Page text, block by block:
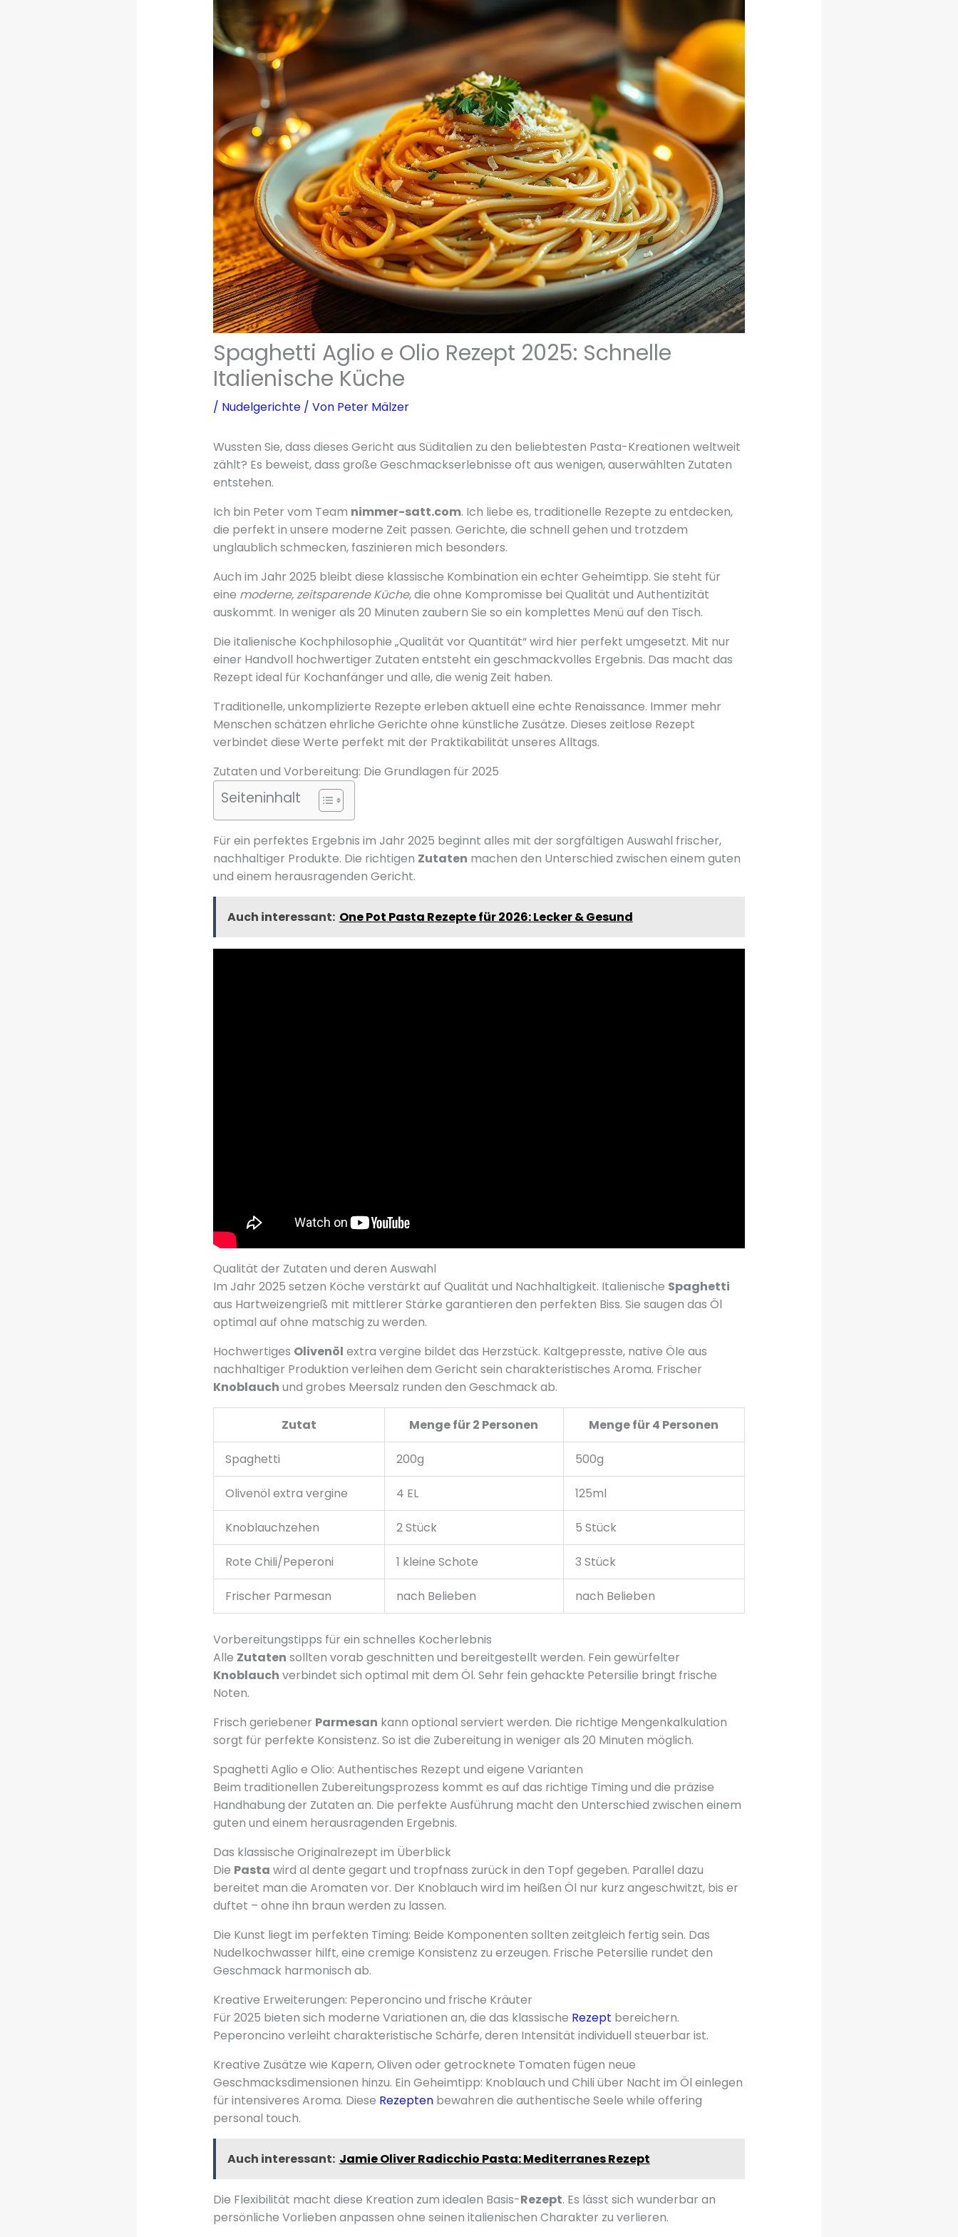
Spaghetti Aglio e Olio Rezept 2025: Schnelle
Italienische Küche
/ Nudelgerichte/ Von Peter Mälzer
Wussten Sie, dass dieses Gericht aus Süditalien zu den beliebtesten Pasta-Kreationen weltweit
zählt? Es beweist, dass große Geschmackserlebnisse oft aus wenigen, auserwählten Zutaten
entstehen.
Ich bin Peter vom Team nimmer-satt.com. Ich liebe es, traditionelle Rezepte zu entdecken,
die perfekt in unsere moderne Zeit passen. Gerichte, die schnell gehen und trotzdem
unglaublich schmecken, faszinieren mich besonders.
Auch im Jahr 2025 bleibt diese klassische Kombination ein echter Geheimtipp. Sie steht für
eine moderne, zeitsparende Küche, die ohne Kompromisse bei Qualität und Authentizität
auskommt. In weniger als 20 Minuten zaubern Sie so ein komplettes Menü auf den Tisch.
Die italienische Kochphilosophie „Qualität vor Quantität“ wird hier perfekt umgesetzt. Mit nur
einer Handvoll hochwertiger Zutaten entsteht ein geschmackvolles Ergebnis. Das macht das
Rezept ideal für Kochanfänger und alle, die wenig Zeit haben.
Traditionelle, unkomplizierte Rezepte erleben aktuell eine echte Renaissance. Immer mehr
Menschen schätzen ehrliche Gerichte ohne künstliche Zusätze. Dieses zeitlose Rezept
verbindet diese Werte perfekt mit der Praktikabilität unseres Alltags.
Zutaten und Vorbereitung: Die Grundlagen für 2025
Seiteninhalt
Für ein perfektes Ergebnis im Jahr 2025 beginnt alles mit der sorgfältigen Auswahl frischer,
nachhaltiger Produkte. Die richtigen Zutaten machen den Unterschied zwischen einem guten
und einem herausragenden Gericht.
Auch interessant: One Pot Pasta Rezepte für 2026: Lecker & Gesund
Qualität der Zutaten und deren Auswahl
Im Jahr 2025 setzen Köche verstärkt auf Qualität und Nachhaltigkeit. Italienische Spaghetti
aus Hartweizengrieß mit mittlerer Stärke garantieren den perfekten Biss. Sie saugen das Öl
optimal auf ohne matschig zu werden.
Hochwertiges Olivenöl extra vergine bildet das Herzstück. Kaltgepresste, native Öle aus
nachhaltiger Produktion verleihen dem Gericht sein charakteristisches Aroma. Frischer
Knoblauch und grobes Meersalz runden den Geschmack ab.
Zutat Menge für 2 Personen Menge für 4 Personen
Spaghetti 200g 500g
Olivenöl extra vergine 4 EL 125ml
Knoblauchzehen 2 Stück 5 Stück
Rote Chili/Peperoni 1 kleine Schote 3 Stück
Frischer Parmesan nach Belieben nach Belieben
Vorbereitungstipps für ein schnelles Kocherlebnis
Alle Zutaten sollten vorab geschnitten und bereitgestellt werden. Fein gewürfelter
Knoblauch verbindet sich optimal mit dem Öl. Sehr fein gehackte Petersilie bringt frische
Noten.
Frisch geriebener Parmesan kann optional serviert werden. Die richtige Mengenkalkulation
sorgt für perfekte Konsistenz. So ist die Zubereitung in weniger als 20 Minuten möglich.
Spaghetti Aglio e Olio: Authentisches Rezept und eigene Varianten
Beim traditionellen Zubereitungsprozess kommt es auf das richtige Timing und die präzise
Handhabung der Zutaten an. Die perfekte Ausführung macht den Unterschied zwischen einem
guten und einem herausragenden Ergebnis.
Das klassische Originalrezept im Überblick
Die Pasta wird al dente gegart und tropfnass zurück in den Topf gegeben. Parallel dazu
bereitet man die Aromaten vor. Der Knoblauch wird im heißen Öl nur kurz angeschwitzt, bis er
duftet – ohne ihn braun werden zu lassen.
Die Kunst liegt im perfekten Timing: Beide Komponenten sollten zeitgleich fertig sein. Das
Nudelkochwasser hilft, eine cremige Konsistenz zu erzeugen. Frische Petersilie rundet den
Geschmack harmonisch ab.
Kreative Erweiterungen: Peperoncino und frische Kräuter
Für 2025 bieten sich moderne Variationen an, die das klassische Rezept bereichern.
Peperoncino verleiht charakteristische Schärfe, deren Intensität individuell steuerbar ist.
Kreative Zusätze wie Kapern, Oliven oder getrocknete Tomaten fügen neue
Geschmacksdimensionen hinzu. Ein Geheimtipp: Knoblauch und Chili über Nacht im Öl einlegen
für intensiveres Aroma. Diese Rezeptenbewahren die authentische Seele while offering
personal touch.
Auch interessant: Jamie Oliver Radicchio Pasta: Mediterranes Rezept
Die Flexibilität macht diese Kreation zum idealen Basis-Rezept. Es lässt sich wunderbar an
persönliche Vorlieben anpassen ohne seinen italienischen Charakter zu verlieren.